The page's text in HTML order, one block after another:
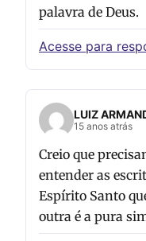
palavra de Deus.
Acesse para
LUIZ
15 anos atrás
Creio que
entender as
Espírito Santo
outra é a pura